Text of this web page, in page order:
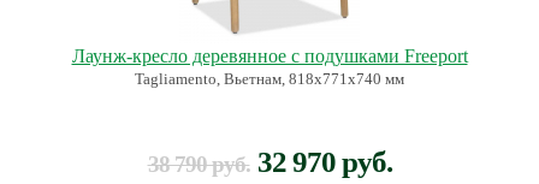
Лаунж-кресло деревянное с подушками Freeport
Tagliamento, Вьетнам, 818х771х740 мм
38 790 руб. 32 970 руб.